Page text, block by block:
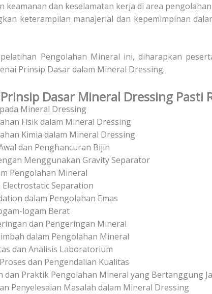
keamanan dan keselamatan kerja di area
keterampilan manajerial dan kepemimpinan
Pengolahan Mineral ini, diharapkan
Prinsip Dasar dalam Mineral Dressing.
Dasar Mineral Dressing Pasti
Mineral Dressing
Fisik dalam Mineral Dressing
Kimia dalam Mineral Dressing
dan Penghancuran Bijih
Menggunakan Gravity Separator
Pengolahan Mineral
Separation
dalam Pengolahan Emas
logam Berat
dan Pengeringan Mineral
dalam Pengolahan Mineral
dan Analisis Laboratorium
dan Pengendalian Kualitas
dan Praktik Pengolahan Mineral yang Bertanggung
Penyelesaian Masalah dalam Mineral Dressing